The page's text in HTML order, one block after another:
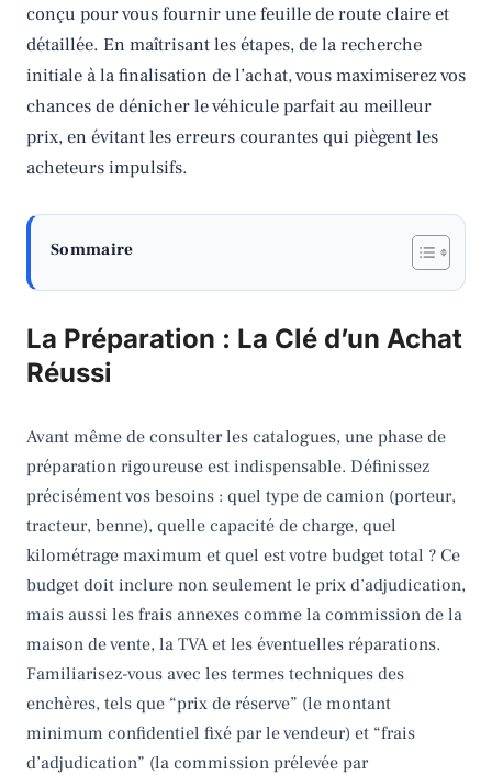
conçu pour vous fournir une feuille de route claire et
détaillée. En maîtrisant les étapes, de la recherche
initiale à la finalisation de l’achat, vous maximiserez vos
chances de dénicher le véhicule parfait au meilleur
prix, en évitant les erreurs courantes qui piègent les
acheteurs impulsifs.
Sommaire
La Préparation : La Clé d’un Achat
Réussi
Avant même de consulter les catalogues, une phase de
préparation rigoureuse est indispensable. Définissez
précisément vos besoins : quel type de camion (porteur,
tracteur, benne), quelle capacité de charge, quel
kilométrage maximum et quel est votre budget total ? Ce
budget doit inclure non seulement le prix d’adjudication,
mais aussi les frais annexes comme la commission de la
maison de vente, la TVA et les éventuelles réparations.
Familiarisez-vous avec les termes techniques des
enchères, tels que “prix de réserve” (le montant
minimum confidentiel fixé par le vendeur) et “frais
d’adjudication” (la commission prélevée par